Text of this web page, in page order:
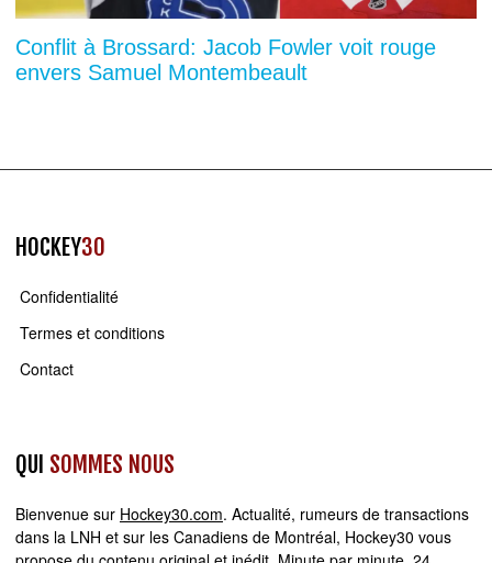
Conflit à Brossard: Jacob Fowler voit rouge
envers Samuel Montembeault
HOCKEY30
Confidentialité
Termes et conditions
Contact
QUI SOMMES NOUS
Bienvenue sur Hockey30.com. Actualité, rumeurs de transactions
dans la LNH et sur les Canadiens de Montréal, Hockey30 vous